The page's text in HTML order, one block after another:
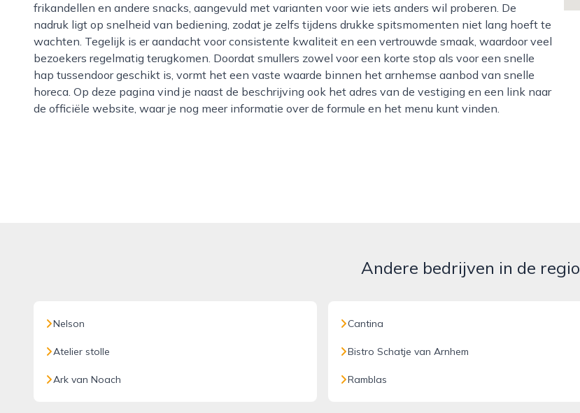
frikandellen en andere snacks, aangevuld met varianten voor wie iets anders wil proberen. De
nadruk ligt op snelheid van bediening, zodat je zelfs tijdens drukke spitsmomenten niet lang hoeft te
wachten. Tegelijk is er aandacht voor consistente kwaliteit en een vertrouwde smaak, waardoor veel
bezoekers regelmatig terugkomen. Doordat smullers zowel voor een korte stop als voor een snelle
hap tussendoor geschikt is, vormt het een vaste waarde binnen het arnhemse aanbod van snelle
horeca. Op deze pagina vind je naast de beschrijving ook het adres van de vestiging en een link naar
de officiële website, waar je nog meer informatie over de formule en het menu kunt vinden.
Andere bedrijven in de regio
Nelson
Atelier stolle
Ark van Noach
Cantina
Bistro Schatje van Arnhem
Ramblas